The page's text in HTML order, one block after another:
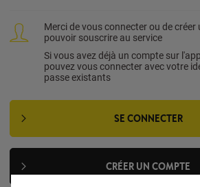
Merci de vous connecter ou de
pouvoir souscrire au service
Si vous avez déjà un compte sur
pouvez vous connecter avec votre
passe existants
SE CONNECTER
CRÉER UN COMPTE
Nous utilisons des cookies et/ou d’autres
») afin de vous offrir la meilleure expérience
site web. Ils nous permettent de fournir des